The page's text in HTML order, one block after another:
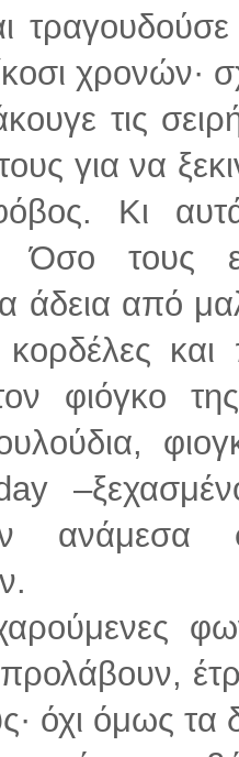
χρονών·
τις
για να
Κι
Όσο τους
άδεια από
κορδέλες
φιόγκο
όχι όμως